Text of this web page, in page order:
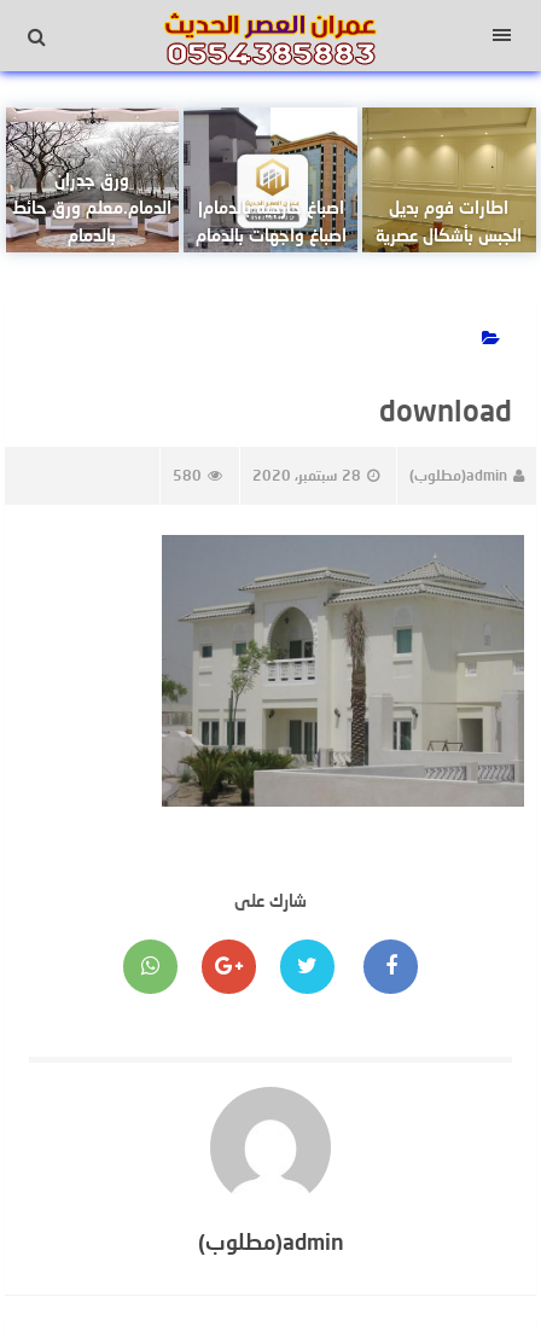
القائمة
اطارات فوم بديل
الجبس بأشكال عصرية
اصباغ خارجيه بالدمام|
اصباغ واجهات بالدمام
ورق جدران
الدمام.معلم ورق حائط
بالدمام
download
admin(مطلوب) 28 سبتمبر، 2020 580
شارك على
admin(مطلوب)